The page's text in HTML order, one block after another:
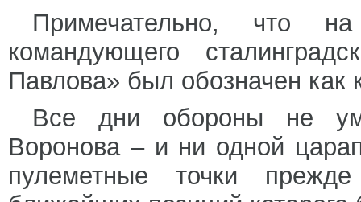
Примечательно, что
командующего
Павлова» был обозначен как
Все дни обороны не
Воронова – и ни одной
пулеметные точки